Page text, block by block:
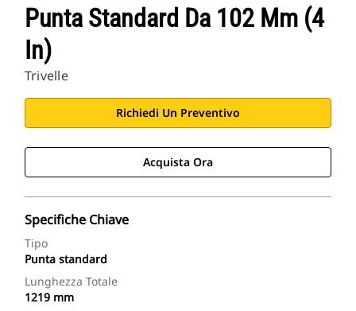
Punta Standard Da 102 Mm (4
In)
Trivelle
Richiedi Un Preventivo
Acquista Ora
Specifiche Chiave
Tipo
Punta standard
Lunghezza Totale
1219 mm